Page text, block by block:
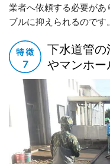
業者へ依頼する必要が
ブルに抑えられるのです。
下水道管の
やマンホー